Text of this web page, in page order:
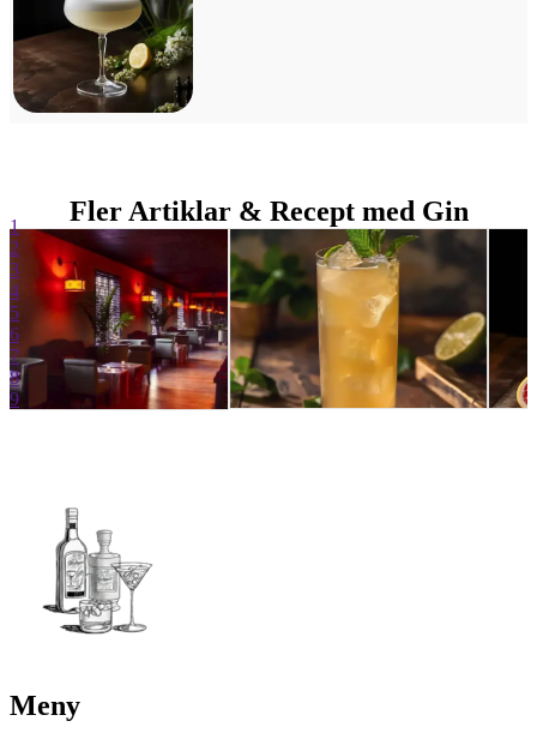
Fler Artiklar & Recept med Gin
1
2
3
4
5
6
7
8
9
Meny